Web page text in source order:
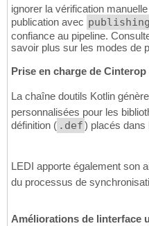
ignorer la vérification
publication avec
confiance au pipeline.
savoir plus sur les modes de
Prise en charge de Cinterop
La chaîne doutils Kotlin
personnalisées pour les
définition ( .def) placés dans
LEDI apporte également son
du processus de
Améliorations de linterface